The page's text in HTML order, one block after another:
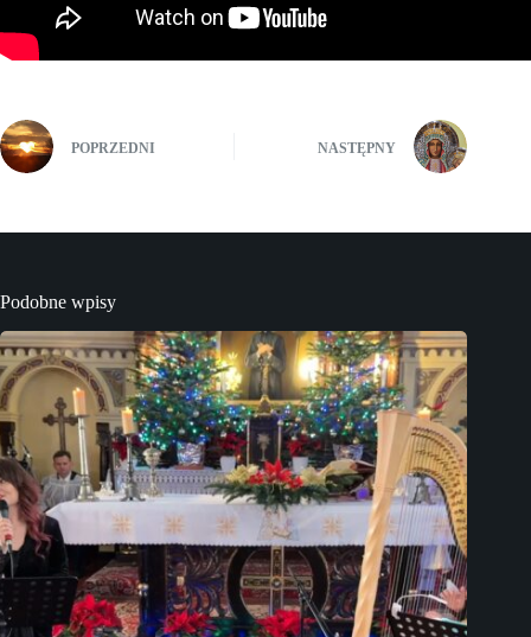
POPRZEDNI NASTĘPNY
Podobne wpisy